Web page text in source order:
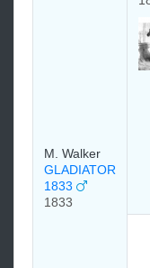
M. Walker
GLADIATOR
1833
1833